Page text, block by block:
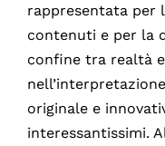
rappresentata per
contenuti e per la
confine tra realtà
originale e
interessantissimi.